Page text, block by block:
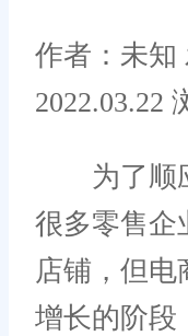
作者：未知
2022.03.22
为了顺应
很多零售企
店铺，但电
增长的阶段